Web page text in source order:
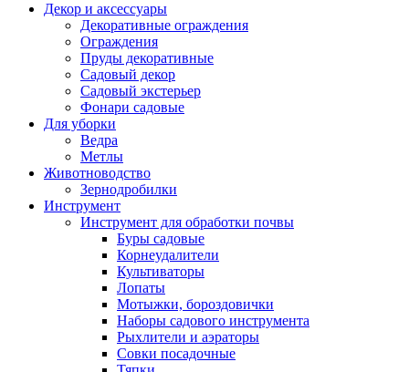
Декор и аксессуары
Декоративные ограждения
Ограждения
Пруды декоративные
Садовый декор
Садовый экстерьер
Фонари садовые
Для уборки
Ведра
Метлы
Животноводство
Зернодробилки
Инструмент
Инструмент для обработки почвы
Буры садовые
Корнеудалители
Культиваторы
Лопаты
Мотыжки, бороздовички
Наборы садового инструмента
Рыхлители и аэраторы
Совки посадочные